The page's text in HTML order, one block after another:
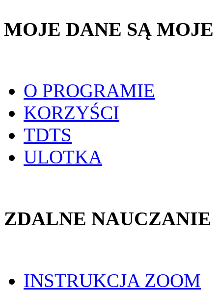
MOJE DANE SĄ MOJE
O PROGRAMIE
KORZYŚCI
TDTS
ULOTKA
ZDALNE NAUCZANIE
INSTRUKCJA ZOOM